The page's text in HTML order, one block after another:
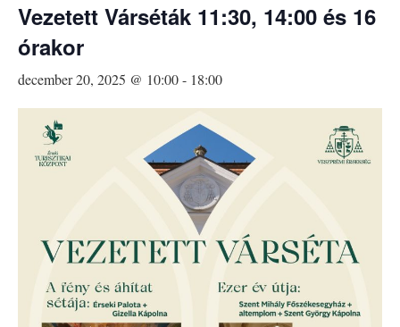
Vezetett Várséták 11:30, 14:00 és 16
órakor
december 20, 2025 @ 10:00- 18:00